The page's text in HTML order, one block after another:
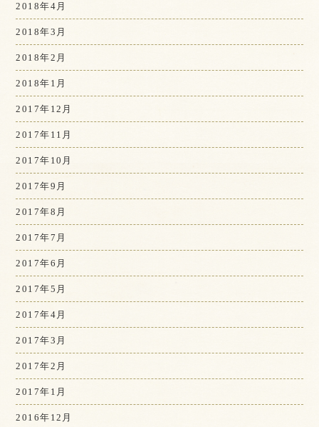
2018年4月
2018年3月
2018年2月
2018年1月
2017年12月
2017年11月
2017年10月
2017年9月
2017年8月
2017年7月
2017年6月
2017年5月
2017年4月
2017年3月
2017年2月
2017年1月
2016年12月